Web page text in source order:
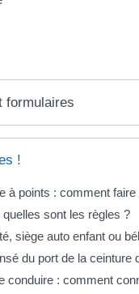
formulaires
!
à points : comment
sont les règles ?
siège auto enfant ou
du port de la ceinture
conduire : comment